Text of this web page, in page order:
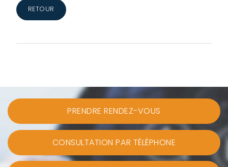
RETOUR
PRENDRE RENDEZ-VOUS
CONSULTATION PAR TÉLÉPHONE